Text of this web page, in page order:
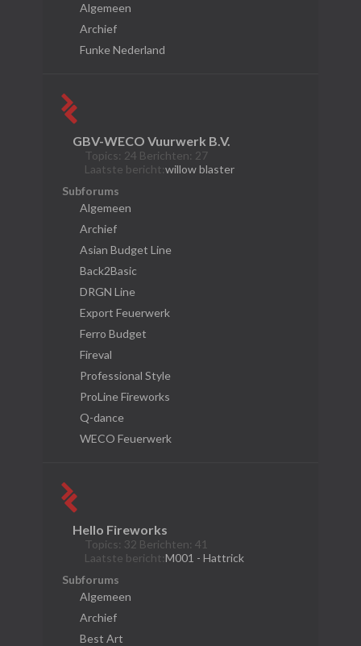
Algemeen
Archief
Funke Nederland
GBV-WECO Vuurwerk B.V.
Topics: 24 Berichten: 27
Laatste bericht:willow blaster
Subforums
Algemeen
Archief
Asian Budget Line
Back2Basic
DRGN Line
Export Feuerwerk
Ferro Budget
Fireval
Professional Style
ProLine Fireworks
Q-dance
WECO Feuerwerk
Hello Fireworks
Topics: 32 Berichten: 41
Laatste bericht:M001 - Hattrick
Subforums
Algemeen
Archief
Best Art